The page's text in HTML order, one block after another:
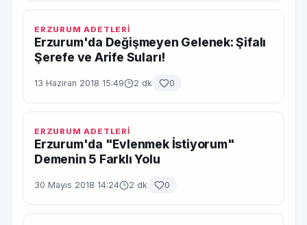
ERZURUM ADETLERİ
Erzurum'da Değişmeyen Gelenek: Şifalı
Şerefe ve Arife Suları!
13 Haziran 2018 15:49 2 dk 0
ERZURUM ADETLERİ
Erzurum'da "Evlenmek İstiyorum"
Demenin 5 Farklı Yolu
30 Mayıs 2018 14:24 2 dk 0